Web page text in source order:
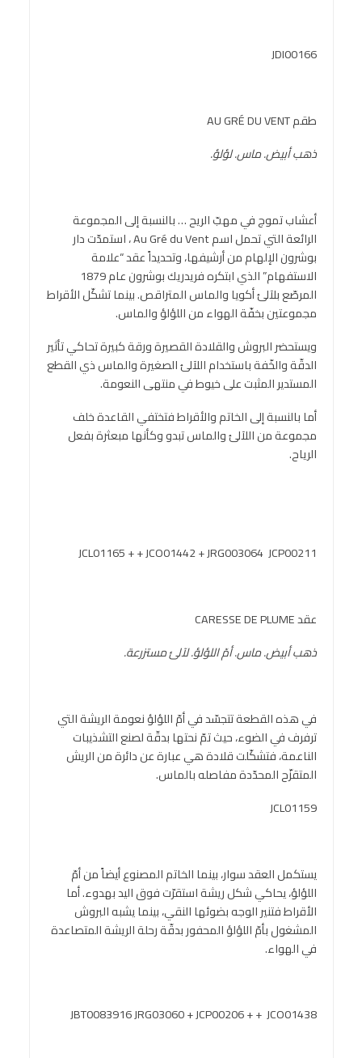
JDI00166
طقم AU GRÉ DU VENT
ذهب أبيض. ماس. لؤلؤ.
أعشاب تموج في مهبّ الريح … بالنسبة إلى المجموعة
الرائعة التي تحمل اسم Au Gré du Vent ، استمدّت دار
بوشرون الإلهام من أرشيفها، وتحديداً عقد “علامة
الاستفهام” الذي ابتكره فريدريك بوشرون عام 1879
المرصّع بلآلئ أكويا والماس المتراقص. بينما تشكّل الأقراط
مجموعتين بخفّة الهواء من اللؤلؤ والماس.
ويستحضر البروش والقلادة القصيرة ورقة كبيرة تحاكي تأثير
الدقّة والخّفة باستخدام اللآلئ الصغيرة والماس ذي القطع
المستدير المثبت على خيوط في منتهى النعومة.
أما بالنسبة إلى الخاتم والأقراط فتختفي القاعدة خلف
مجموعة من اللآلئ والماس تبدو وكأنها مبعثرة بفعل
الرياح.
JCL01165 + + JCO01442 + JRG003064 JCP00211
عقد CARESSE DE PLUME
ذهب أبيض. ماس. أمّ اللؤلؤ. لآلئ مستزرعة.
في هذه القطعة تتجسّد في أمّ اللؤلؤ نعومة الريشة التي
ترفرف في الضوء، حيث تمّ نحتها بدقّة لصنع التشذيبات
الناعمة، فتشكّلت قلادة هي عبارة عن دائرة من الريش
المتقزّح المحدّدة مفاصله بالماس.
JCL01159
يستكمل العقد سوار، بينما الخاتم المصنوع أيضاً من أمّ
اللؤلؤ، يحاكي شكل ريشة استقرّت فوق اليد بهدوء. أما
الأقراط فتنير الوجه بضوئها النقي، بينما يشبه البروش
المشغول بأمّ اللؤلؤ المحفور بدقّة رحلة الريشة المتصاعدة
في الهواء.
JBT0083916 JRG03060 + JCP00206 + + JCO01438